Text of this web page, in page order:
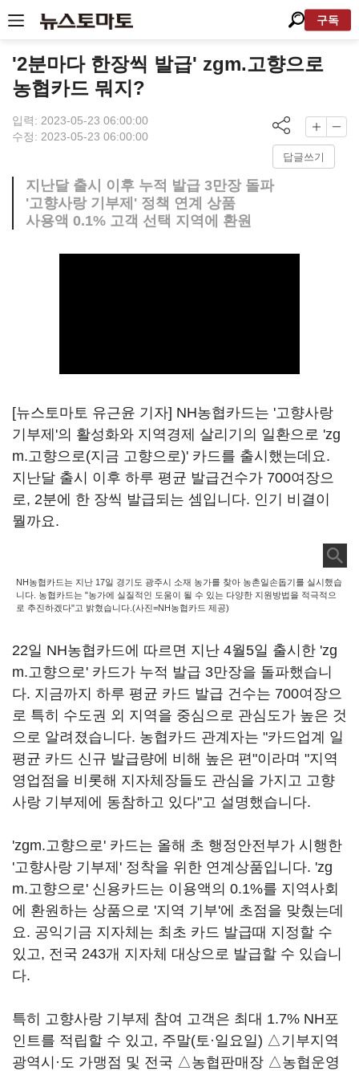
구독
'2분마다 한장씩 발급' zgm.고향으로
농협카드 뭐지?
입력: 2023-05-23 06:00:00
수정: 2023-05-23 06:00:00
답글쓰기
지난달 출시 이후 누적 발급 3만장 돌파
'고향사랑 기부제' 정책 연계 상품
사용액 0.1% 고객 선택 지역에 환원
[뉴스토마토 유근윤 기자] NH농협카드는 '고향사랑
기부제'의 활성화와 지역경제 살리기의 일환으로 'zg
m.고향으로(지금 고향으로)' 카드를 출시했는데요.
지난달 출시 이후 하루 평균 발급건수가 700여장으
로, 2분에 한 장씩 발급되는 셈입니다. 인기 비결이
뭘까요.
NH농협카드는 지난 17일 경기도 광주시 소재 농가를 찾아 농촌일손돕기를 실시했습
니다. 농협카드는 "농가에 실질적인 도움이 될 수 있는 다양한 지원방법을 적극적으
로 추진하겠다"고 밝혔습니다.(사진=NH농협카드 제공)
22일 NH농협카드에 따르면 지난 4월5일 출시한 'zg
m.고향으로' 카드가 누적 발급 3만장을 돌파했습니
다. 지금까지 하루 평균 카드 발급 건수는 700여장으
로 특히 수도권 외 지역을 중심으로 관심도가 높은 것
으로 알려졌습니다. 농협카드 관계자는 "카드업계 일
평균 카드 신규 발급량에 비해 높은 편"이라며 "지역
영업점을 비롯해 지자체장들도 관심을 가지고 고향
사랑 기부제에 동참하고 있다"고 설명했습니다.
'zgm.고향으로' 카드는 올해 초 행정안전부가 시행한
'고향사랑 기부제' 정착을 위한 연계상품입니다. 'zg
m.고향으로' 신용카드는 이용액의 0.1%를 지역사회
에 환원하는 상품으로 '지역 기부'에 초점을 맞췄는데
요. 공익기금 지자체는 최초 카드 발급때 지정할 수
있고, 전국 243개 지자체 대상으로 발급할 수 있습니
다.
특히 고향사랑 기부제 참여 고객은 최대 1.7% NH포
인트를 적립할 수 있고, 주말(토·일요일) △기부지역
광역시·도 가맹점 및 전국 △농협판매장 △농협운영